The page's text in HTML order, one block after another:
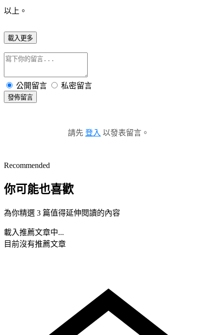
以上。
載入更多
公開留言 私密留言
發佈留言
請先 登入 以發表留言。
Recommended
你可能也喜歡
為你精選 3 篇值得延伸閱讀的內容
載入推薦文章中...
目前沒有推薦文章